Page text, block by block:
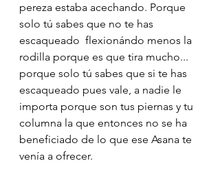
pereza estaba acechando. Porque
solo tú sabes que no te has
escaqueado  flexionándo menos la
rodilla porque es que tira mucho...
porque solo tú sabes que si te has
escaqueado pues vale, a nadie le
importa porque son tus piernas y tu
columna la que entonces no se ha
beneficiado de lo que ese Asana te
venía a ofrecer.